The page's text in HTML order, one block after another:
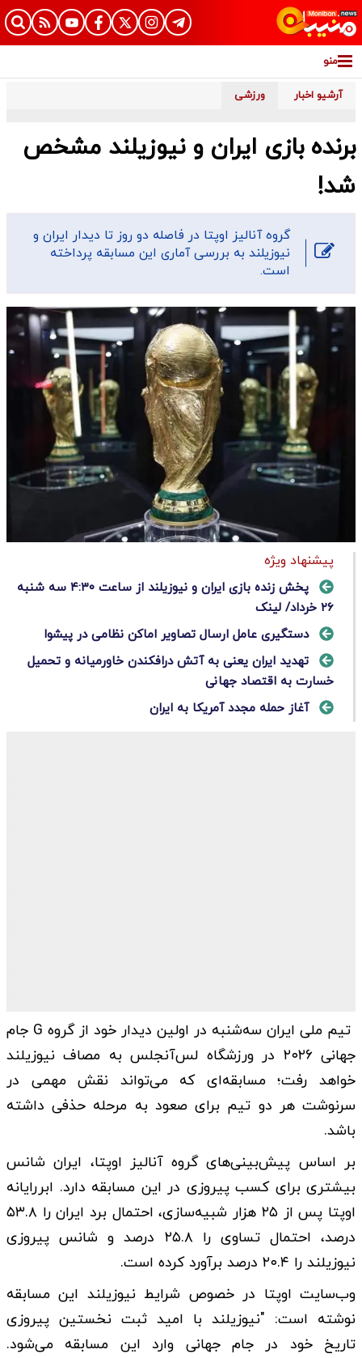
منو
آرشیو اخبار ورزشی
برنده بازی ایران و نیوزیلند مشخص
شد!
گروه آنالیز اوپتا در فاصله دو روز تا دیدار ایران و
نیوزیلند به بررسی آماری این مسابقه پرداخته
است.
پیشنهاد ویژه
پخش زنده بازی ایران و نیوزیلند از ساعت ۴:۳۰ سه شنبه
۲۶ خرداد/ لینک
دستگیری عامل ارسال تصاویر اماکن نظامی در پیشوا
تهدید ایران یعنی به آتش درافکندن خاورمیانه و تحمیل
خسارت به اقتصاد جهانی
آغاز حمله مجدد آمریکا به ایران
تیم ملی ایران سه‌شنبه در اولین دیدار خود از گروه G جام
جهانی ۲۰۲۶ در ورزشگاه لس‌آنجلس به مصاف نیوزیلند
خواهد رفت؛ مسابقه‌ای که می‌تواند نقش مهمی در
سرنوشت هر دو تیم برای صعود به مرحله حذفی داشته
باشد.
بر اساس پیش‌بینی‌های گروه آنالیز اوپتا، ایران شانس
بیشتری برای کسب پیروزی در این مسابقه دارد. ابررایانه
اوپتا پس از ۲۵ هزار شبیه‌سازی، احتمال برد ایران را ۵۳.۸
درصد، احتمال تساوی را ۲۵.۸ درصد و شانس پیروزی
نیوزیلند را ۲۰.۴ درصد برآورد کرده است.
وب‌سایت اوپتا در خصوص شرایط نیوزیلند این مسابقه
نوشته است: "نیوزیلند با امید ثبت نخستین پیروزی
تاریخ خود در جام جهانی وارد این مسابقه می‌شود.